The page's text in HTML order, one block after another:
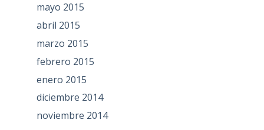
mayo 2015
abril 2015
marzo 2015
febrero 2015
enero 2015
diciembre 2014
noviembre 2014